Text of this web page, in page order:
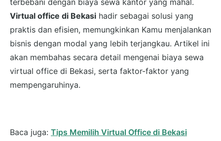
Virtual office di Bekasi hadir sebagai solusi yang
praktis dan efisien, memungkinkan Kamu menjalankan
bisnis dengan modal yang lebih terjangkau. Artikel ini
akan membahas secara detail mengenai biaya sewa
virtual office di Bekasi, serta faktor-faktor yang
mempengaruhinya.
Baca juga: Tips Memilih Virtual Office di Bekasi